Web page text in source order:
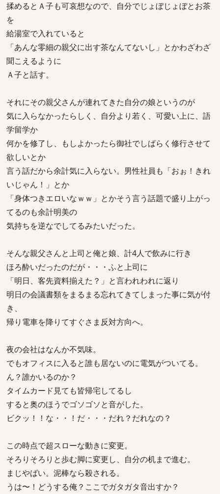
揉めるとＡ子も可哀想なので、自分でじょぼじょぼとお茶
を
給湯室で入れていると
「あんな零細の親父に出す茶なんてないし」とかわざわざ
聞こえるように
Ａ子と話す。
それにその親父さんが連れてきた自分の娘というのが
気に入らなかったらしく、自分より若く、可愛い上に、語
学留学か
何かを修了し、もしよかったら御社でしばらく修行させて
欲しいとか
言う話だから余計気に入らない。男性社員も「おぉ！きれ
いじゃん！」とか
「身体つきエロいなｗｗ」とかそう言う話題で盛り上がっ
てるのも余計明美の
気持ちを逆なでしてるみたいだった。
そんな親父さんと上司と俺と娘、計4人で飲みに行き
ほろ酔いだったのだが・・・ふと上司に
「明日、客先資料揃えた？」と言われわれに返り
明日の会議書類をまるまる忘れてきてしまった事に気が付
き、
帰り電車を降りてすぐさま反対方向へ。
夜の会社はなんか不気味。
でもオフィスに入ると誰も居ないのに電気がついてる。
ん？誰かいるのか？
タイムカード見ても皆帰宅してるし
すると奥のほうでゴソゴソと音がした。
ビクッ！！な・・！だ・・・だれ？だれなの？
この時点で超スローな動きに変更。
そろりそろりと歩む脚に変更し、自分の机まで進む。
まじやばい。泥棒なら殺される。
うは〜！どうする俺？ここでガタガタ音出すか？